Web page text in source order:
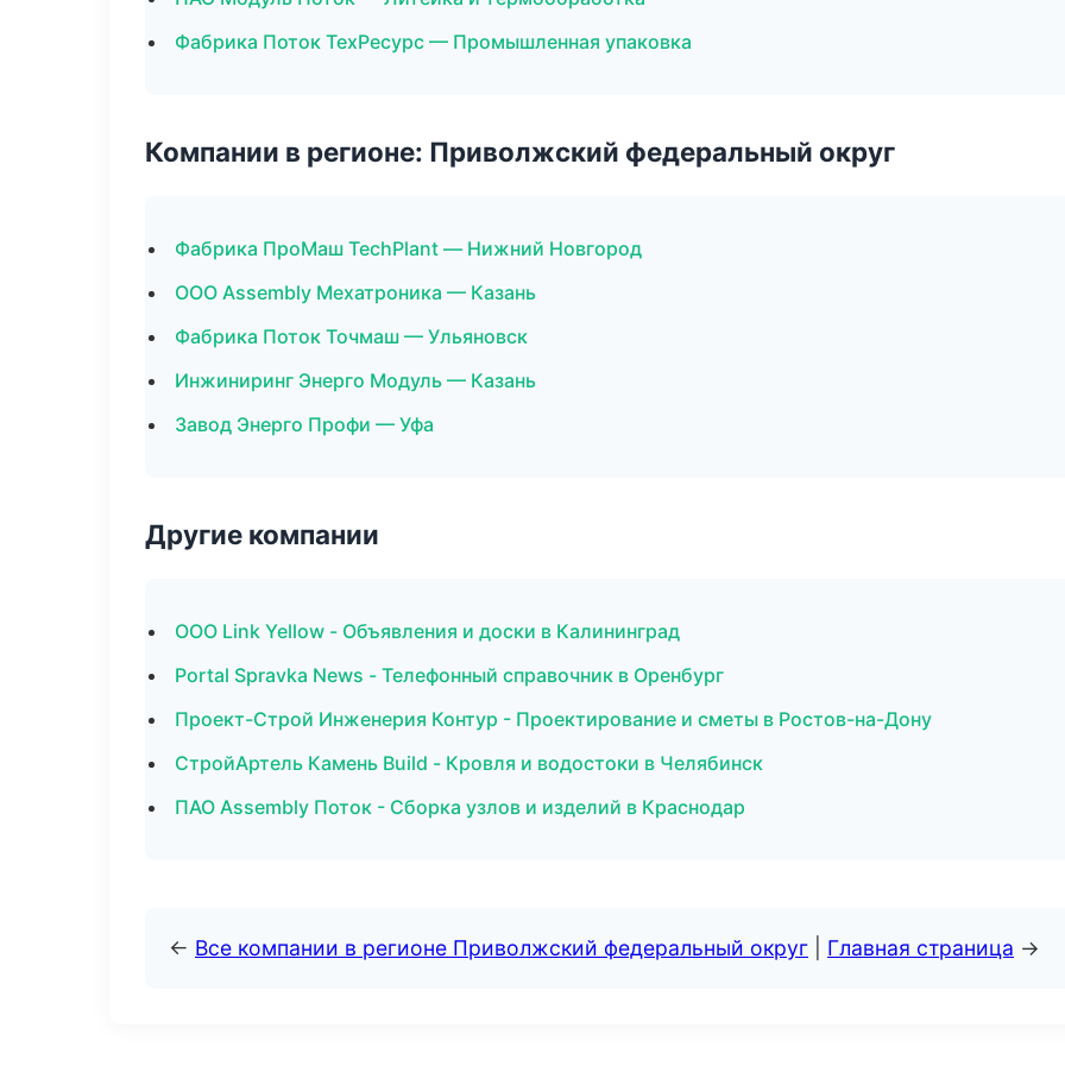
Фабрика Поток ТехРесурс — Промышленная упаковка
Компании в регионе: Приволжский федеральный округ
Фабрика ПроМаш TechPlant — Нижний Новгород
ООО Assembly Мехатроника — Казань
Фабрика Поток Точмаш — Ульяновск
Инжиниринг Энерго Модуль — Казань
Завод Энерго Профи — Уфа
Другие компании
ООО Link Yellow - Объявления и доски в Калининград
Portal Spravka News - Телефонный справочник в Оренбург
Проект-Строй Инженерия Контур - Проектирование и сметы в Ростов-на-Дону
СтройАртель Камень Build - Кровля и водостоки в Челябинск
ПАО Assembly Поток - Сборка узлов и изделий в Краснодар
← Все компании в регионе Приволжский федеральный округ Главная страница →